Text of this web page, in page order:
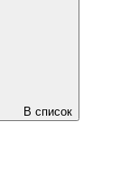
В список